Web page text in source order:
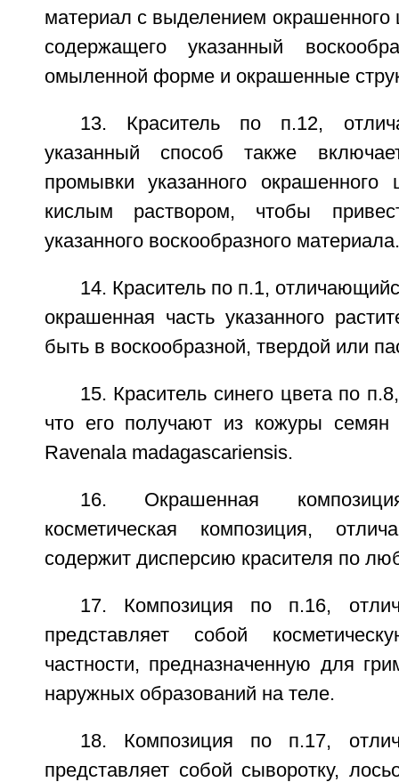
материал с выделением окрашенного
содержащего указанный
омыленной форме и окрашенные
13. Краситель по п.12,
указанный способ также
промывки указанного окрашенного
кислым раствором, чтобы
указанного воскообразного материала.
14. Краситель по п.1,
окрашенная часть указанного
быть в воскообразной, твердой или
15. Краситель синего цвета по
что его получают из кожуры семян
Ravenala madagascariensis.
16. Окрашенная
косметическая композиция,
содержит дисперсию красителя по
17. Композиция по п.16,
представляет собой
частности, предназначенную для
наружных образований на теле.
18. Композиция по п.17,
представляет собой сыворотку,